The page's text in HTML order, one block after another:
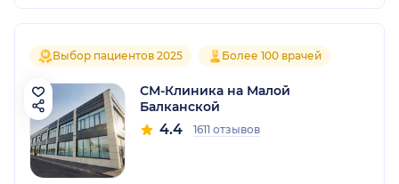
Выбор пациентов 2025 Более 100 врачей
СМ-Клиника на Малой
Балканской
4.4 1611 отзывов